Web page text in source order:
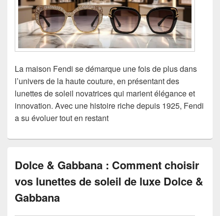
La maison Fendi se démarque une fois de plus dans
l’univers de la haute couture, en présentant des
lunettes de soleil novatrices qui marient élégance et
innovation. Avec une histoire riche depuis 1925, Fendi
a su évoluer tout en restant
Dolce & Gabbana : Comment choisir
vos lunettes de soleil de luxe Dolce &
Gabbana